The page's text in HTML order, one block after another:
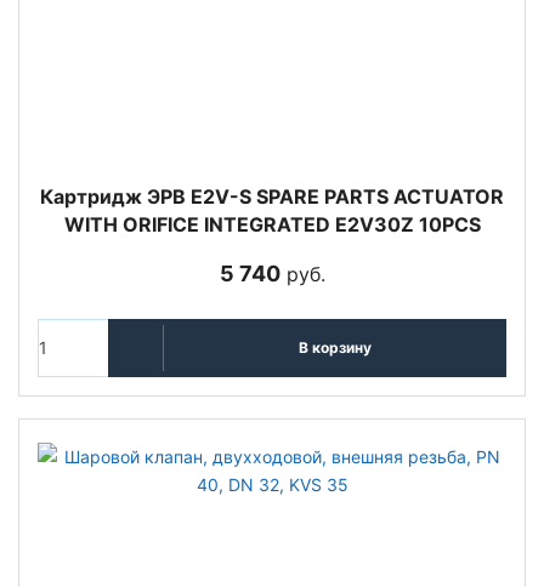
Картридж ЭРВ E2V-S SPARE PARTS ACTUATOR
WITH ORIFICE INTEGRATED E2V30Z 10PCS
5 740руб.
В корзину